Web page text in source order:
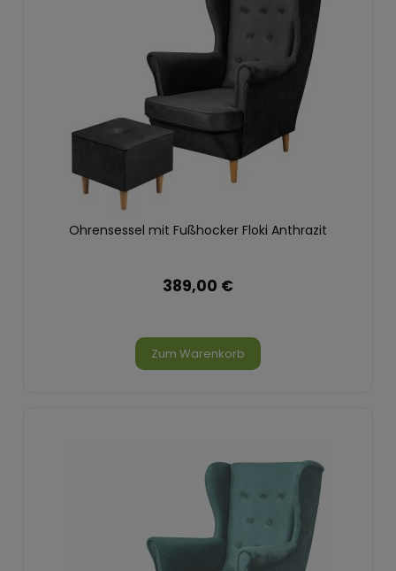
Ohrensessel mit Fußhocker Floki Anthrazit
389,00 €
Zum Warenkorb